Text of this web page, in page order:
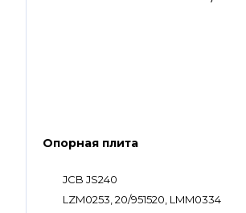
Опорная плита
JCB JS240
LZM0253, 20/951520, LMM0334